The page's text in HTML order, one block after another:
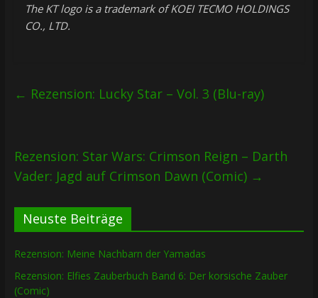
The KT logo is a trademark of KOEI TECMO HOLDINGS
CO., LTD.
← Rezension: Lucky Star – Vol. 3 (Blu-ray)
Rezension: Star Wars: Crimson Reign – Darth
Vader: Jagd auf Crimson Dawn (Comic) →
Neuste Beiträge
Rezension: Meine Nachbarn der Yamadas
Rezension: Elfies Zauberbuch Band 6: Der korsische Zauber
(Comic)